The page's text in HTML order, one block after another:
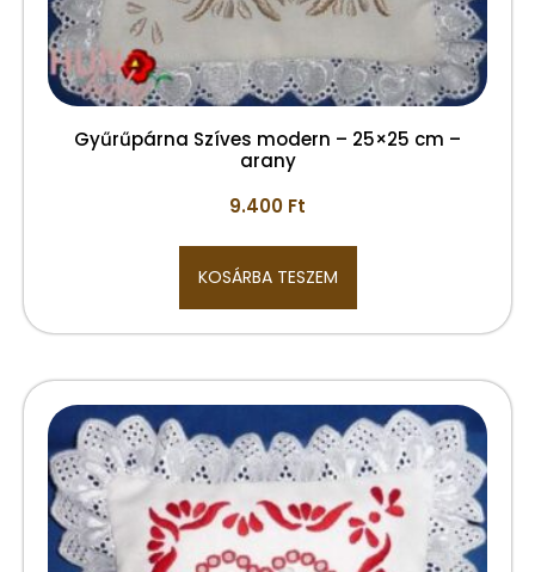
Gyűrűpárna Szíves modern – 25×25 cm –
arany
9.400 Ft
KOSÁRBA TESZEM